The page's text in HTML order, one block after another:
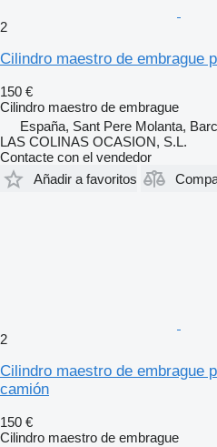
2
Cilindro maestro de embrague
150 €
Cilindro maestro de embrague
España, Sant Pere Molanta,
LAS COLINAS OCASION, S.L.
Contacte con el vendedor
Añadir a favoritos
2
Cilindro maestro de embrague
camión
150 €
Cilindro maestro de embrague